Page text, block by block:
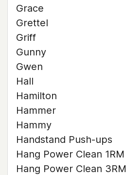
Grace
Grettel
Griff
Gunny
Gwen
Hall
Hamilton
Hammer
Hammy
Handstand Push-ups
Hang Power Clean 1RM
Hang Power Clean 3RM